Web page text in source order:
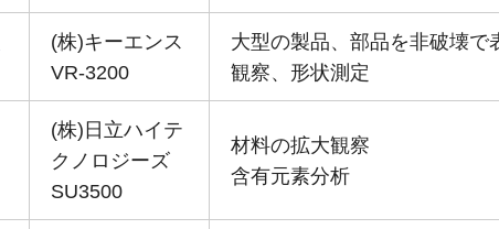
(株)キーエンス
VR-3200
大型の製品、部品を非破壊で
観察、形状測定
(株)日立ハイテ
クノロジーズ
SU3500
材料の拡大観察
含有元素分析